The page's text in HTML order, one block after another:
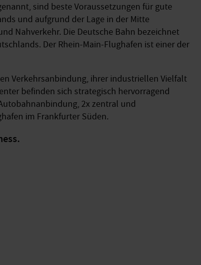
sind beste Voraussetzungen für gute
und aufgrund der Lage in der Mitte
Nahverkehr. Die Deutsche Bahn bezeichnet
Der Rhein-Main-Flughafen ist einer der
Verkehrsanbindung, ihrer industriellen Vielfalt
befinden sich strategisch hervorragend
2x zentral und
im Frankfurter Süden.